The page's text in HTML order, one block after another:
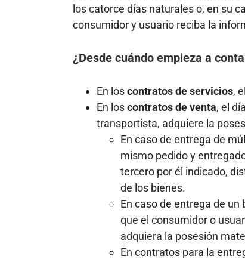
los catorce días naturales o, en su
consumidor y usuario reciba la
¿Desde cuándo empieza a
En loscontratos de servicios,
En loscontratos de venta, el
transportista, adquiere la
En caso de entrega de
mismo pedido y
tercero por él indicado,
de los bienes.
En caso de entrega de
que el consumidor o
adquiera la posesión
En contratos para la